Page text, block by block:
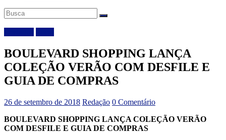
BOULEVARD SHOPPING LANÇA
COLEÇÃO VERÃO COM DESFILE E
GUIA DE COMPRAS
26 de setembro de 2018 Redação 0 Comentário
BOULEVARD SHOPPING LANÇA COLEÇÃO VERÃO
COM DESFILE E GUIA DE COMPRAS